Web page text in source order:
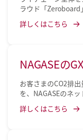
ラウド「Zeroboard
詳しくはこちら
NAGASEの
お客さまのCO2排
を、NAGASEのネ
詳しくはこちら